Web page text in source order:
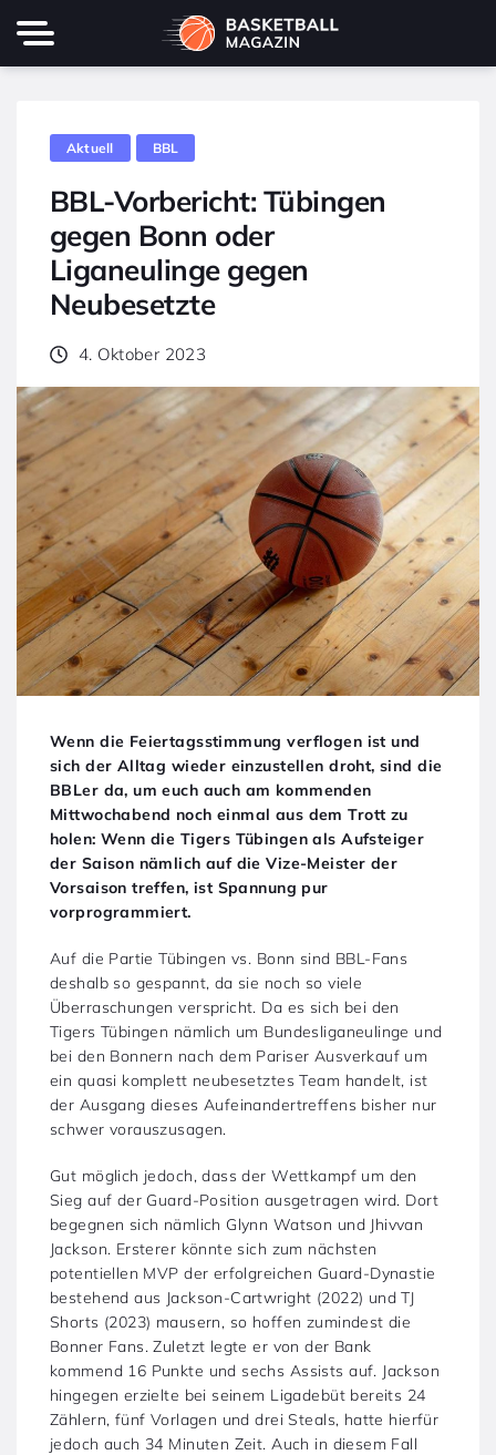
Aktuell BBL
BBL-Vorbericht: Tübingen
gegen Bonn oder
Liganeulinge gegen
Neubesetzte
4. Oktober 2023
Wenn die Feiertagsstimmung verflogen ist und
sich der Alltag wieder einzustellen droht, sind die
BBLer da, um euch auch am kommenden
Mittwochabend noch einmal aus dem Trott zu
holen: Wenn die Tigers Tübingen als Aufsteiger
der Saison nämlich auf die Vize-Meister der
Vorsaison treffen, ist Spannung pur
vorprogrammiert.
Auf die Partie Tübingen vs. Bonn sind BBL-Fans
deshalb so gespannt, da sie noch so viele
Überraschungen verspricht. Da es sich bei den
Tigers Tübingen nämlich um Bundesliganeulinge und
bei den Bonnern nach dem Pariser Ausverkauf um
ein quasi komplett neubesetztes Team handelt, ist
der Ausgang dieses Aufeinandertreffens bisher nur
schwer vorauszusagen.
Gut möglich jedoch, dass der Wettkampf um den
Sieg auf der Guard-Position ausgetragen wird. Dort
begegnen sich nämlich Glynn Watson und Jhivvan
Jackson. Ersterer könnte sich zum nächsten
potentiellen MVP der erfolgreichen Guard-Dynastie
bestehend aus Jackson-Cartwright (2022) und TJ
Shorts (2023) mausern, so hoffen zumindest die
Bonner Fans. Zuletzt legte er von der Bank
kommend 16 Punkte und sechs Assists auf. Jackson
hingegen erzielte bei seinem Ligadebüt bereits 24
Zählern, fünf Vorlagen und drei Steals, hatte hierfür
jedoch auch 34 Minuten Zeit. Auch in diesem Fall